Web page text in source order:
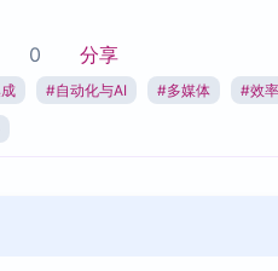
Zotero 专题
Obsidian 专题
插件
插件资源与加速
挂
0 分享
#自动化与AI #多媒体 #效